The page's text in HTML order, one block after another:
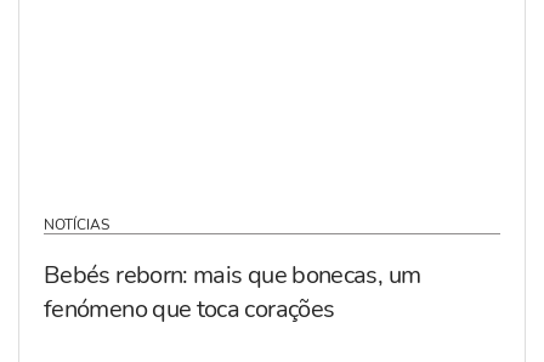
NOTÍCIAS
Bebés reborn: mais que bonecas, um
fenómeno que toca corações